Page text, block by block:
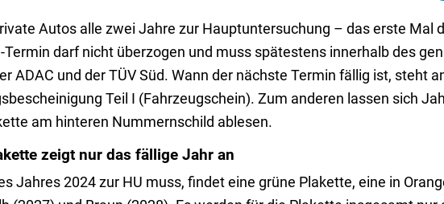
Autos alle zwei Jahre zur Hauptuntersuchung – das erste Mal
Termin darf nicht überzogen und muss spätestens innerhalb des
ADAC und der TÜV Süd. Wann der nächste Termin fällig ist, steht
Teil I (Fahrzeugschein). Zum anderen lassen sich
am hinteren Nummernschild ablesen.
zeigt nur das fällige Jahr an
Jahres 2024 zur HU muss, findet eine grüne Plakette, eine in